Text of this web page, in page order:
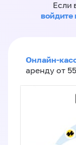
Если
войдите
Онлайн-
аренду от